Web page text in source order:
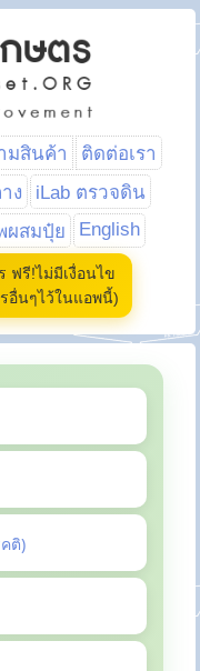
มสินค้า
ติดต่อเรา
ง
iLab ตรวจดิน
ผสมปุ๋ย English
ฟรี!ไม่มีเงื่อนไข
อื่นๆไว้ในแอพนี้)
ติ)